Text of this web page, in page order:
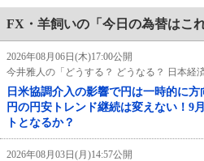
FX・羊飼いの「今日の為替はこ
2026年08月06日(木)17:00公開
今井雅人の「どうする？ どうなる？ 日本経
日米協調介入の影響で円は一時的に
円の円安トレンド継続は変えない！9
トとなるか？
2026年08月03日(月)14:57公開